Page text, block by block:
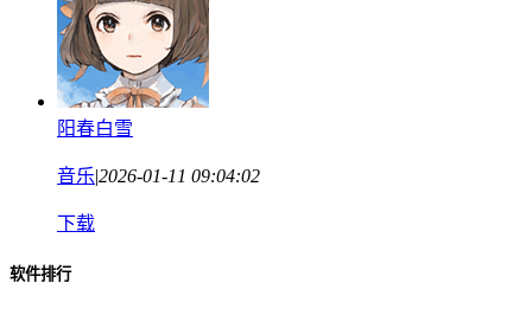
阳春白雪
音乐|2026-01-11 09:04:02
下载
软件排行